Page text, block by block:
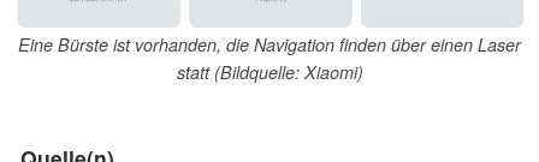
Eine Bürste ist vorhanden, die Navigation finden über einen Laser
statt (Bildquelle: Xiaomi)